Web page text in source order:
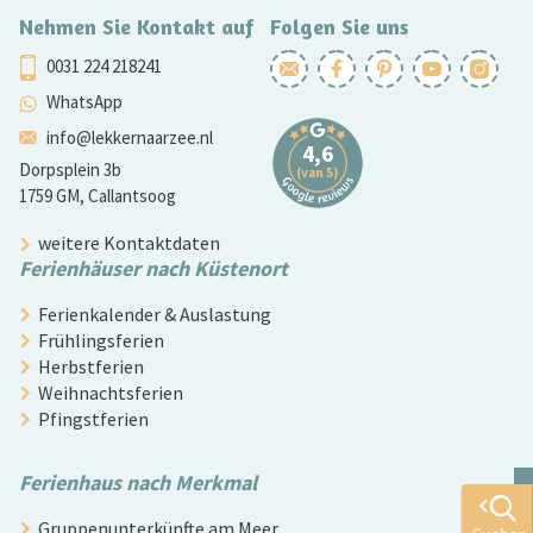
Nehmen Sie Kontakt auf
0031 224 218241
WhatsApp
info@lekkernaarzee.nl
Dorpsplein 3b
1759 GM, Callantsoog
Folgen Sie uns
weitere Kontaktdaten
Ferienhäuser nach Küstenort
Ferienkalender & Auslastung
Frühlingsferien
Herbstferien
Weihnachtsferien
Pfingstferien
Ferienhaus nach Merkmal